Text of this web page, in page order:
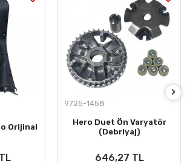
Orijinal
9725-1458
Hero Duet Ön Varyatör
(Debriyaj)
646,27 TL